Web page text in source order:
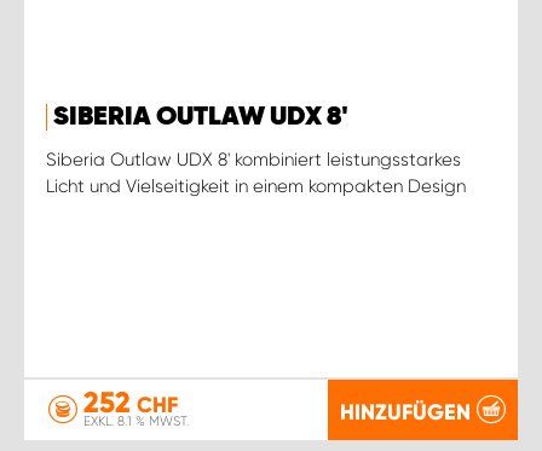
SIBERIA OUTLAW UDX 8'
Siberia Outlaw UDX 8' kombiniert leistungsstarkes
Licht und Vielseitigkeit in einem kompakten Design
252 CHF
EXKL. 8.1 % MWST. HINZUFÜGEN